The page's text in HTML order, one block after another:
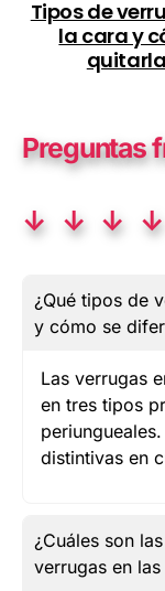
Tipos de
la cara y
Preguntas
↓ ↓ ↓
¿Qué tipos de
y cómo se
Las verrugas
en tres tipos
distintivas en
¿Cuáles son
verrugas en las